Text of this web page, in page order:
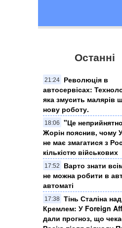
Останні
21:24
Революція в
автосервісах:
яка змусить малярів
нову роботу.
18:06
"Це
Жорін пояснив, чому
не має змагатися з
кількістю військових
17:52
Варто знати
не можна робити в
автоматі
17:38 Тінь Сталіна над
Кремлем: У Foreign
дали прогноз, що